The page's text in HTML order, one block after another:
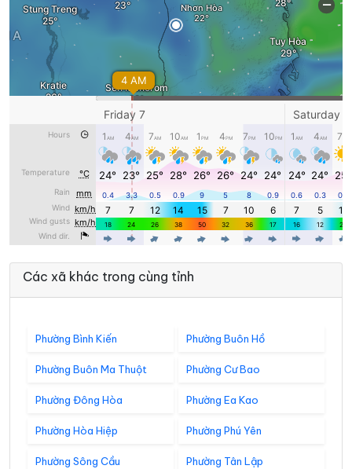
Các xã khác trong cùng tỉnh
Phường Bình Kiến Phường Buôn Hồ
Phường Buôn Ma Thuột Phường Cư Bao
Phường Đông Hòa Phường Ea Kao
Phường Hòa Hiệp Phường Phú Yên
Phường Sông Cầu Phường Tân Lập